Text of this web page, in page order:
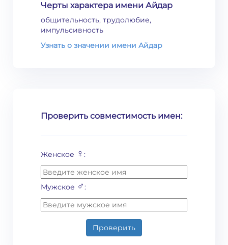
Черты характера имени Айдар
общительность, трудолюбие,
импульсивность
Узнать о значении имени Айдар
Проверить совместимость имен:
Женское ♀ :
Мужское ♂:
Проверить